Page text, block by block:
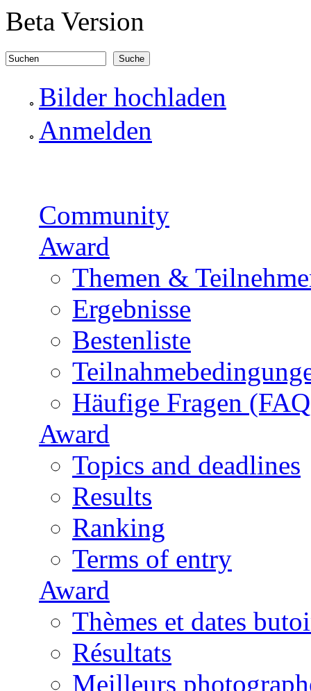
Direkt zum Inhalt
Beta Version
Suchformular
Bilder hochladen
Anmelden
Community
Award
Themen &
Ergebnisse
Bestenliste
Häufige Fragen
Award
Topics and deadlines
Results
Ranking
Terms of entry
Award
Thèmes et dates
Résultats
Meilleurs